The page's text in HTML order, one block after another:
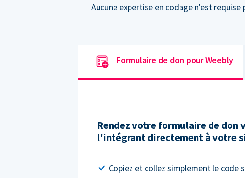
Aucune expertise en codage n'est
Formulaire de don pour Weebly
Rendez votre formulaire de don
l'intégrant directement à votre
Copiez et collez simplement le code